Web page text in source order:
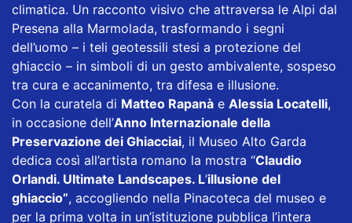
climatica. Un racconto visivo che attraversa le Alpi dal
Presena alla Marmolada, trasformando i segni
dell’uomo – i teli geotessili stesi a protezione del
ghiaccio – in simboli di un gesto ambivalente, sospeso
tra cura e accanimento, tra difesa e illusione.
Con la curatela di Matteo Rapanà e Alessia Locatelli,
in occasione dell’Anno Internazionale della
Preservazione dei Ghiacciai, il Museo Alto Garda
dedica così all’artista romano la mostra “Claudio
Orlandi. Ultimate Landscapes. L’illusione del
ghiaccio”, accogliendo nella Pinacoteca del museo e
per la prima volta in un’istituzione pubblica l’intera